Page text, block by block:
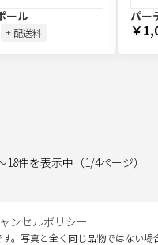
ール
+ 配送料
パー
￥
18件を表示中 （1/4ページ）
ンセルポリシー
。写真と全く同じ品物ではない場